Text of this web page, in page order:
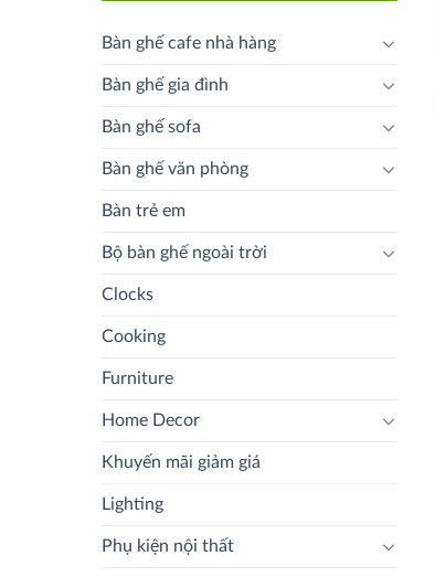
Bàn ghế cafe nhà hàng
Bàn ghế gia đình
Bàn ghế sofa
Bàn ghế văn phòng
Bàn trẻ em
Bộ bàn ghế ngoài trời
Clocks
Cooking
Furniture
Home Decor
Khuyến mãi giảm giá
Lighting
Phụ kiện nội thất